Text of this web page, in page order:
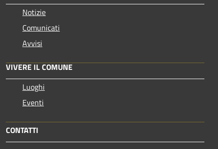
Notizie
Comunicati
Avvisi
VIVERE IL COMUNE
Luoghi
Eventi
CONTATTI